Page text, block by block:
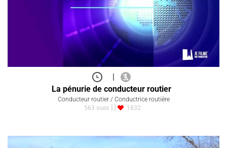
|
La pénurie de conducteur routier
Conducteur routier / Conductrice routière
563 vues
1832